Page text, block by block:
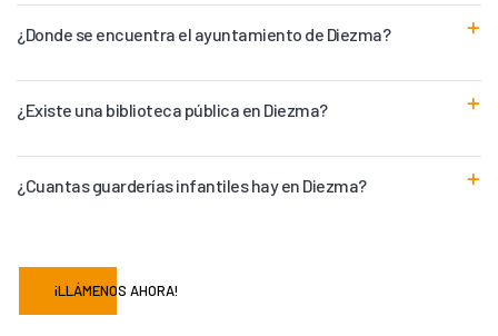
¿Donde se encuentra el ayuntamiento de Diezma?
¿Existe una biblioteca pública en Diezma?
¿Cuantas guarderías infantiles hay en Diezma?
¡LLÁMENOS AHORA!